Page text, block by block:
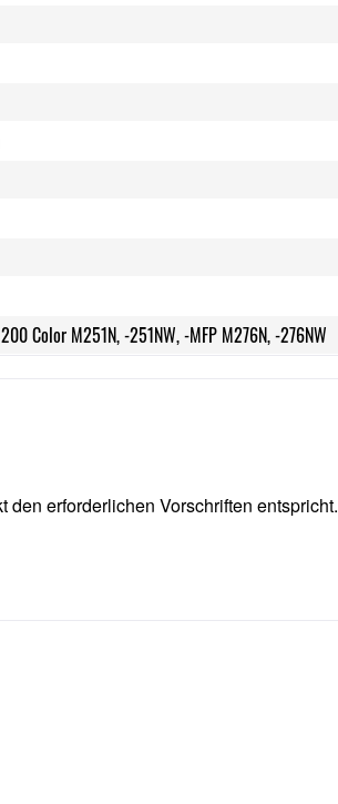
Color M251N, -251NW, -MFP M276N, -276NW
erforderlichen Vorschriften entspricht.